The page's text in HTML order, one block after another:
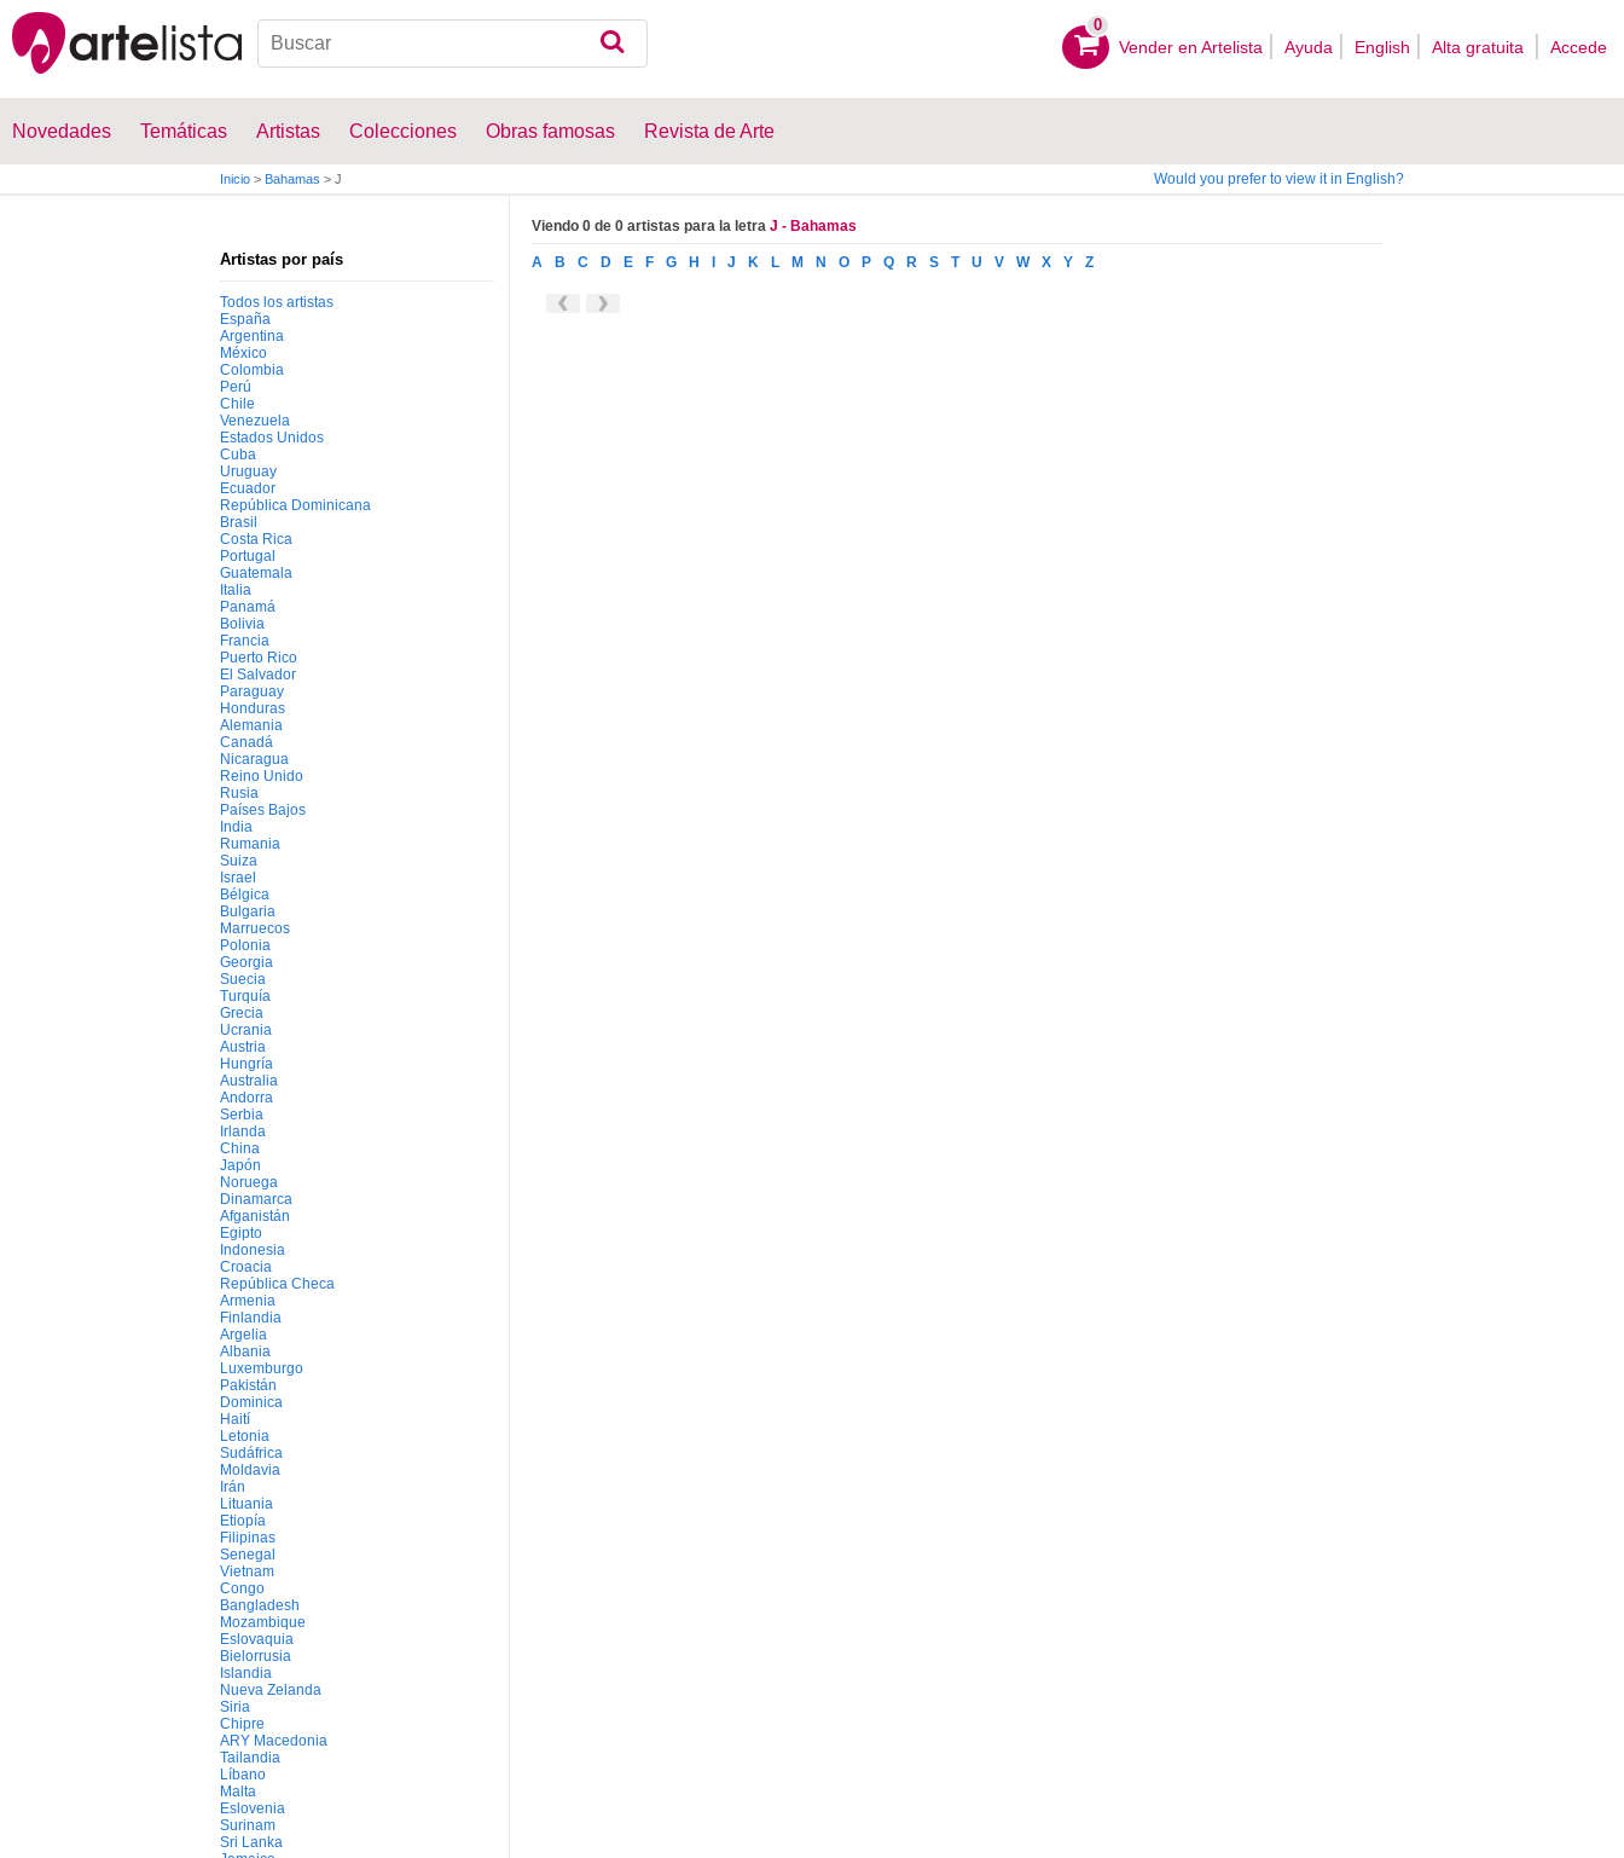
0
Vender en Artelista Ayuda English Alta gratuita Accede
Novedades Temáticas Artistas Colecciones Obras famosas Revista de Arte
Inicio > Bahamas > J Would you prefer to view it in English?
Artistas por país
Todos los artistas
España
Argentina
México
Colombia
Perú
Chile
Venezuela
Estados Unidos
Cuba
Uruguay
Ecuador
República Dominicana
Brasil
Costa Rica
Portugal
Guatemala
Italia
Panamá
Bolivia
Francia
Puerto Rico
El Salvador
Paraguay
Honduras
Alemania
Canadá
Nicaragua
Reino Unido
Rusia
Países Bajos
India
Rumania
Suiza
Israel
Bélgica
Bulgaria
Marruecos
Polonia
Georgia
Suecia
Turquía
Grecia
Ucrania
Austria
Hungría
Australia
Andorra
Serbia
Irlanda
China
Japón
Noruega
Dinamarca
Afganistán
Egipto
Indonesia
Croacia
República Checa
Armenia
Finlandia
Argelia
Albania
Luxemburgo
Pakistán
Dominica
Haití
Letonia
Sudáfrica
Moldavia
Irán
Lituania
Etiopía
Filipinas
Senegal
Vietnam
Congo
Bangladesh
Mozambique
Eslovaquia
Bielorrusia
Islandia
Nueva Zelanda
Siria
Chipre
ARY Macedonia
Tailandia
Líbano
Malta
Eslovenia
Surinam
Sri Lanka
Viendo 0 de 0 artistas para la letra J - Bahamas
A B C D E F G H J K L M N O P Q R S T U V W X Y Z